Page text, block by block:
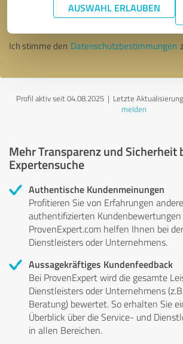
AUSWAHL ERLAUBEN
Nachricht senden
Ich stimme den Datenschutzbestimmungen
Profil aktiv seit 04.08.2025 | Letzte
melden
Mehr Transparenz und Sicherheit
Expertensuche
Authentische Kundenmeinungen
Profitieren Sie von Erfahrungen
authentifizierten
ProvenExpert.com helfen Ihnen bei
Dienstleisters oder Unternehmens.
Aussagekräftiges Kundenfeedback
Bei ProvenExpert wird die gesamte
Dienstleisters oder Unternehmens
Beratung) bewertet. So erhalten Sie
Überblick über die Service- und
in allen Bereichen.